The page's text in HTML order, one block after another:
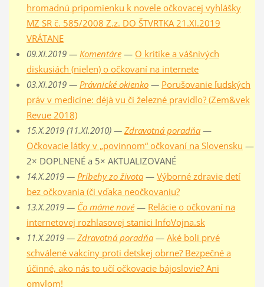
hromadnú pripomienku k novele očkovacej vyhlášky
MZ SR č. 585/2008 Z.z. DO ŠTVRTKA 21.XI.2019
VRÁTANE
09.XI.2019 — Komentáre— O kritike a vášnivých
diskusiách (nielen) o očkovaní na internete
03.XI.2019 — Právnické okienko— Porušovanie ľudských
práv v medicíne: déjà vu či železné pravidlo? (Zem&vek
Revue 2018)
15.X.2019 (11.XI.2010) — Zdravotná poradňa—
Očkovacie látky v „povinnom“ očkovaní na Slovensku —
2× DOPLNENÉ a 5× AKTUALIZOVANÉ
14.X.2019 — Príbehy zo života— Výborné zdravie detí
bez očkovania (či vďaka neočkovaniu?
13.X.2019 — Čo máme nové— Relácie o očkovaní na
internetovej rozhlasovej stanici InfoVojna.sk
11.X.2019 — Zdravotná poradňa— Aké boli prvé
schválené vakcíny proti detskej obrne? Bezpečné a
účinné, ako nás to učí očkovacie bájoslovie? Ani
omylom!